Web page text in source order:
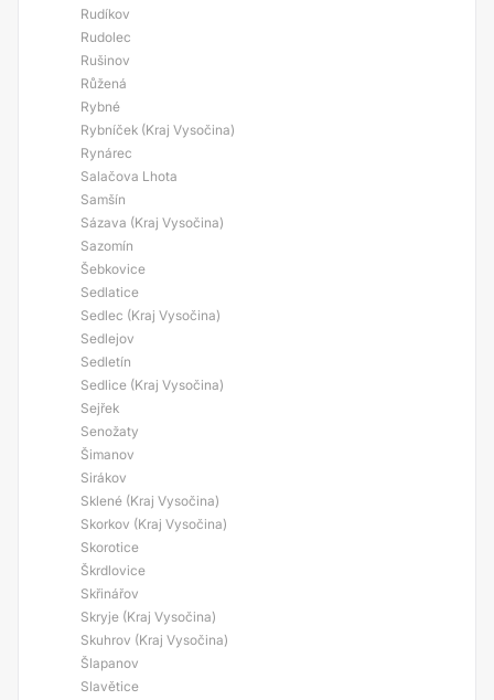
Rudíkov
Rudolec
Rušinov
Růžená
Rybné
Rybníček (Kraj Vysočina)
Rynárec
Salačova Lhota
Samšín
Sázava (Kraj Vysočina)
Sazomín
Šebkovice
Sedlatice
Sedlec (Kraj Vysočina)
Sedlejov
Sedletín
Sedlice (Kraj Vysočina)
Sejřek
Senožaty
Šimanov
Sirákov
Sklené (Kraj Vysočina)
Skorkov (Kraj Vysočina)
Skorotice
Škrdlovice
Skřinářov
Skryje (Kraj Vysočina)
Skuhrov (Kraj Vysočina)
Šlapanov
Slavětice